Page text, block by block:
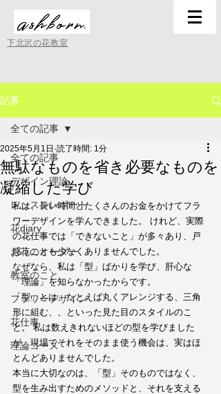
下北沢の花教室
記事
全ての記事
デザイン理論
レッスンレポート
花diary
お花のオーダー
教室のこと
フラワーデザイン
花仕事
理論コース
全ての記事
無駄なものを省き必要なものを
凝縮した学び
2025年5月1日 読了時間: 1分
私は、長い時間とたくさんのお金をかけてフラ
ワーデザインを学んできました。 けれど、実際
の花仕事では「できないこと」が多々あり、戸
惑うことも少なくありませんでした。
なぜなら、私は「型」ばかりを学び、肝心な
「理論」を知らなかったからです。
「型」とは、たとえば丸くアレンジする、三角
形に組む、、といった見た目のスタイルのこ
と。 私は数えきれないほどの型を学びました
が、現場でそれをそのまま使う機会は、実はほ
とんどありませんでした。
本当に大切なのは、「型」そのものではなく、
型を生み出すためのメソッドと、それを支える